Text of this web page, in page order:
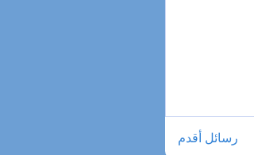
رسائل أقدم